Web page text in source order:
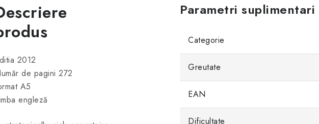
2012
de pagini 272
A5
engleză
Parametri suplimentari
Categorie
Greutate
EAN
Dificultate